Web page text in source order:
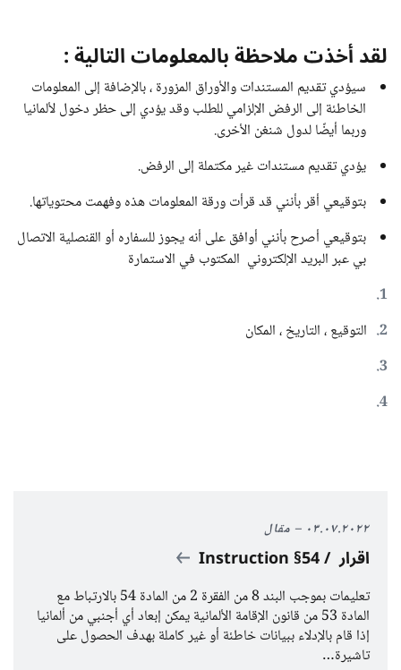
لقد أخذت ملاحظة بالمعلومات التالية :
سيؤدي تقديم المستندات والأوراق المزورة ، بالإضافة إلى المعلومات
الخاطئة إلى الرفض الإلزامي للطلب وقد يؤدي إلى حظر دخول لألمانيا
وربما أيضًا لدول شنغن الأخرى.
يؤدي تقديم مستندات غير مكتملة إلى الرفض.
بتوقيعي أقر بأنني قد قرأت ورقة المعلومات هذه وفهمت محتوياتها.
بتوقيعي أصرح بأنني أوافق على أنه يجوز للسفاره أو القنصلية الاتصال
بي عبر البريد الإلكتروني المكتوب في الاستمارة
التوقيع ، التاريخ ، المكان
٠٣.٠٧.٢٠٢٢ مقال
اقرار / Instruction §54
تعليمات بموجب البند 8 من الفقرة 2 من المادة 54 بالارتباط مع
المادة 53 من قانون الإقامة الألمانية يمكن إبعاد أي أجنبي من ألمانيا
إذا قام بالإدلاء ببيانات خاطئة أو غير كاملة بهدف الحصول على
تاشيرة…